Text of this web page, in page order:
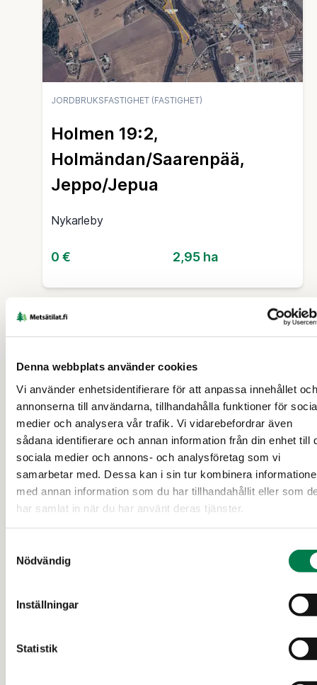
Denna webbplats använder cookies
Vi använder enhetsidentifierare för att anpassa innehållet och
annonserna till användarna, tillhandahålla funktioner för
medier och analysera vår trafik. Vi vidarebefordrar även
sådana identifierare och annan information från din enhet till
sociala medier och annons- och analysföretag som vi
samarbetar med. Dessa kan i sin tur kombinera
med annan information som du har tillhandahållit eller som
har samlat in när du har använt deras tjänster.
Nödvändig
Inställningar
Statistik
JORDBRUKSFASTIGHET (FASTIGHET)
Holmen 19:2,
Holmändan/Saarenpää,
Jeppo/Jepua
Nykarleby
0 € 2,95 ha
16 d
SKOGSFASTIGHET (FASTIGHET)
Skaftung 3:156, Skaftung
Kristinestad
49 000 €